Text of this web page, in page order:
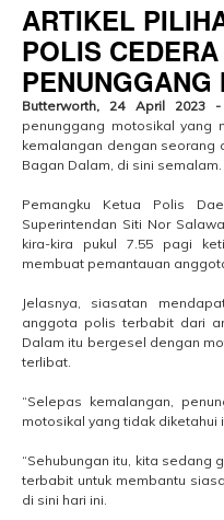
ARTIKEL
POLIS
Butterworth, 24 April 2023 -
penunggang motosikal yang
kemalangan dengan seorang
Bagan Dalam, di sini semalam.
Pemangku Ketua Polis
Superintendan Siti Nor
kira-kira pukul 7.55 pagi
membuat pemantauan
Jelasnya, siasatan
anggota polis terbabit dari
Dalam itu bergesel dengan
terlibat.
“Selepas kemalangan,
motosikal yang tidak diketahui
“Sehubungan itu, kita sedang
terbabit untuk membantu
di sini hari ini.